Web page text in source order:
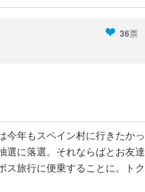
36票
今年もスペイン村に行きたかっ
選に落選。それならばとお友達
ス旅行に便乗することに。トク